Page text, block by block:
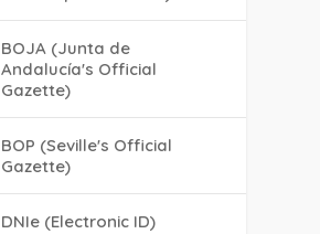
BOJA (Junta de
Andalucía's Official
Gazette)
BOP (Seville's Official
Gazette)
DNIe (Electronic ID)